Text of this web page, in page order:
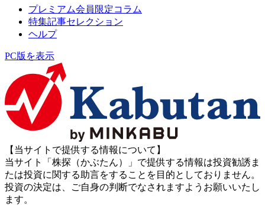
プレミアム会員限定コラム
特集記事セレクション
ヘルプ
PC版を表示
【当サイトで提供する情報について】
当サイト「株探（かぶたん）」で提供する情報は投資勧誘ま
たは投資に関する助言をすることを目的としておりません。
投資の決定は、ご自身の判断でなされますようお願いいたし
ます。